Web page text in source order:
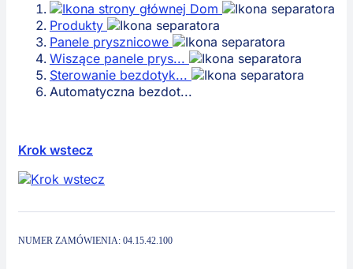
Dom
Produkty
Panele prysznicowe
Wiszące panele prys...
Sterowanie bezdotyk...
Automatyczna bezdot...
Krok wstecz
NUMER ZAMÓWIENIA:04.15.42.100